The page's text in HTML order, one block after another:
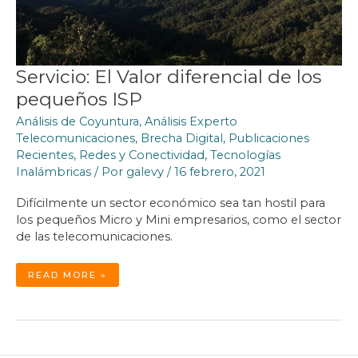
Servicio: El Valor diferencial de los
pequeños ISP
Análisis de Coyuntura, Análisis Experto
Telecomunicaciones, Brecha Digital, Publicaciones
Recientes, Redes y Conectividad, Tecnologías
Inalámbricas / Por galevy /16 febrero, 2021
Difícilmente un sector económico sea tan hostil para
los pequeños Micro y Mini empresarios, como el sector
de las telecomunicaciones.
SERVICIO:
EL
VALOR
PEQUEÑOS
READ MORE »